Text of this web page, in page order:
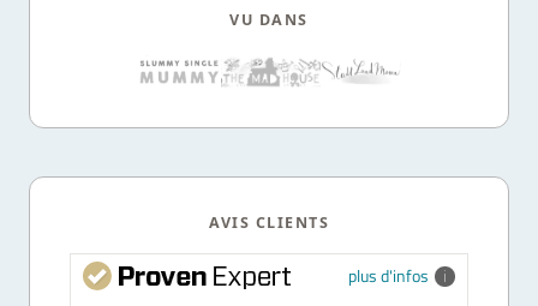
VU DANS
AVIS CLIENTS
plus d'infos